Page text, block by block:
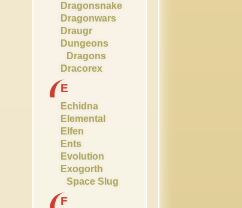
Dragonsnake
Dragonwars
Draugr
Dungeons
Dragons
Dracorex
E
Echidna
Elemental
Elfen
Ents
Evolution
Exogorth
Space Slug
F